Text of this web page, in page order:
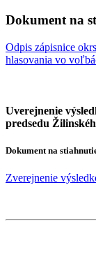
Dokument na
Odpis zápisnice
hlasovania vo
Uverejnenie
predsedu
Dokument na
Zverejnenie